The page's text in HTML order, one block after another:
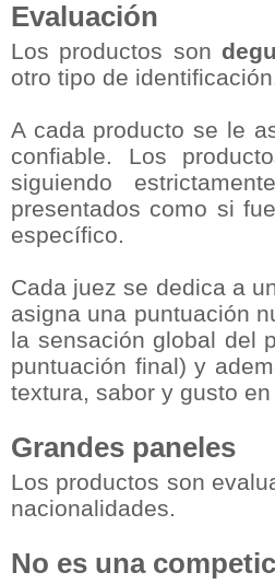
Evaluación
Los productos son
otro tipo de
A cada producto se le
confiable. Los
siguiendo
presentados como si
específico.
Cada juez se dedica a
asigna una puntuación
la sensación global del
puntuación final) y
textura, sabor y gusto
Grandes paneles
Los productos son
nacionalidades.
No es una